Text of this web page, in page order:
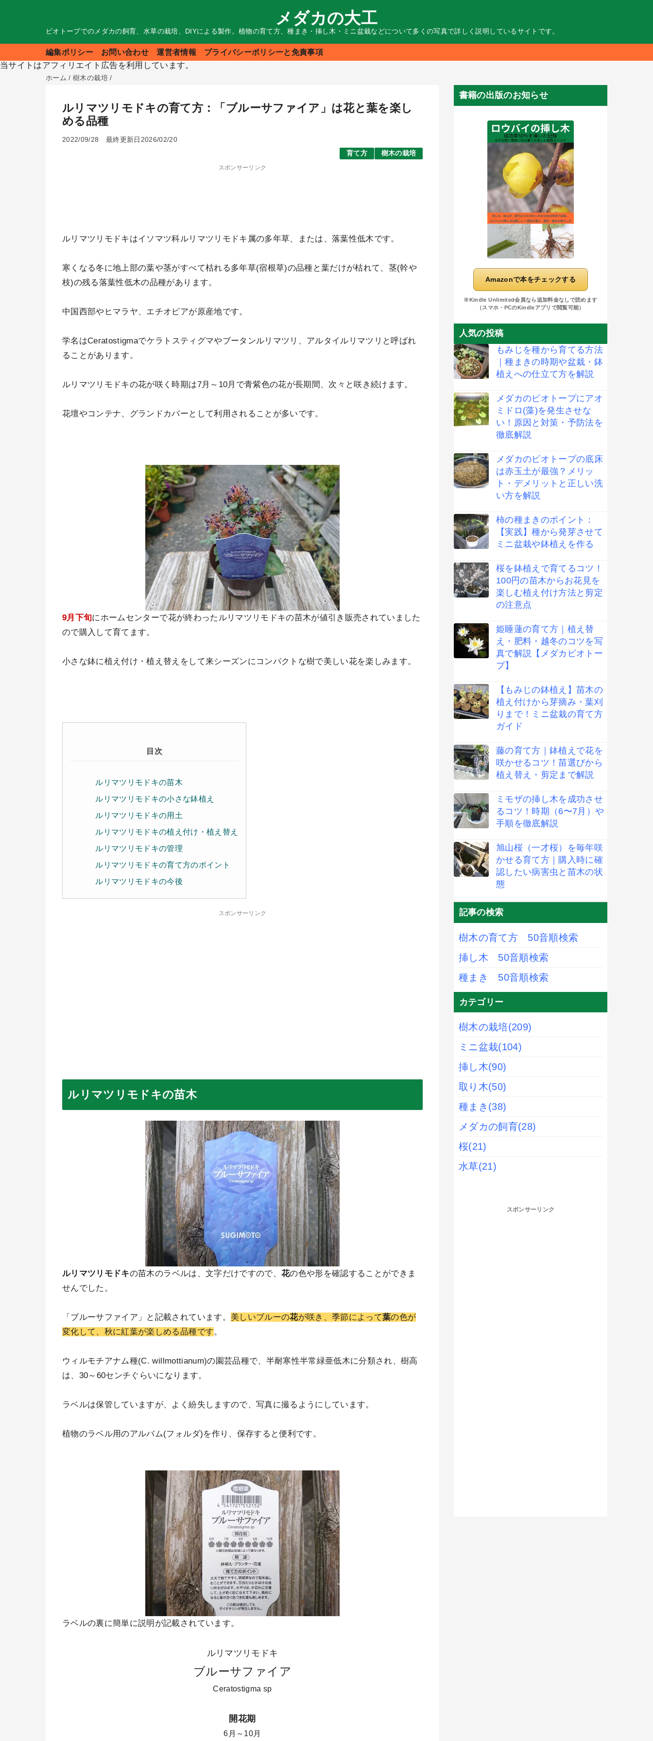
メダカの大工
ビオトープでのメダカの飼育、水草の栽培、DIYによる製作。植物の育て方、種まき・挿し木・ミニ盆栽などについて多くの写真で詳しく説明しているサイトです。
編集ポリシー お問い合わせ 運営者情報 プライバシーポリシーと免責事項
当サイトはアフィリエイト広告を利用しています。
ホーム /樹木の栽培 /
ルリマツリモドキの育て方：「ブルーサファイア」は花と葉を楽し
める品種
2022/09/28
最終更新日2026/02/20
育て方
樹木の栽培
スポンサーリンク
ルリマツリモドキはイソマツ科ルリマツリモドキ属の多年草、または、落葉性低木です。
寒くなる冬に地上部の葉や茎がすべて枯れる多年草(宿根草)の品種と葉だけが枯れて、茎(幹や
枝)の残る落葉性低木の品種があります。
中国西部やヒマラヤ、エチオピアが原産地です。
学名はCeratostigmaでケラトスティグマやブータンルリマツリ、アルタイルリマツリと呼ばれ
ることがあります。
ルリマツリモドキの花が咲く時期は7月～10月で青紫色の花が長期間、次々と咲き続けます。
花壇やコンテナ、グランドカバーとして利用されることが多いです。
9月下旬にホームセンターで花が終わったルリマツリモドキの苗木が値引き販売されていました
ので購入して育てます。
小さな鉢に植え付け・植え替えをして来シーズンにコンパクトな樹で美しい花を楽しみます。
目次
ルリマツリモドキの苗木
ルリマツリモドキの小さな鉢植え
ルリマツリモドキの用土
ルリマツリモドキの植え付け・植え替え
ルリマツリモドキの管理
ルリマツリモドキの育て方のポイント
ルリマツリモドキの今後
スポンサーリンク
ルリマツリモドキの苗木
ルリマツリモドキの苗木のラベルは、文字だけですので、 花の色や形を確認することができま
せんでした。
「ブルーサファイア」と記載されています。 美しいブルーの花が咲き、季節によって葉の色が
変化して、秋に紅葉が楽しめる品種です。
ウィルモチアナム種(C. willmottianum)の園芸品種で、半耐寒性半常緑亜低木に分類され、樹高
は、30～60センチぐらいになります。
ラベルは保管していますが、よく紛失しますので、写真に撮るようにしています。
植物のラベル用のアルバム(フォルダ)を作り、保存すると便利です。
ラベルの裏に簡単に説明が記載されています。
ルリマツリモドキ
ブルーサファイア
Ceratostigma sp
開花期
6月～10月
書籍の出版のお知らせ
Amazonで本をチェックする
※Kindle Unlimited会員なら追加料金なしで読めます
（スマホ・PCのKindleアプリで閲覧可能）
人気の投稿
もみじを種から育てる方法
｜種まきの時期や盆栽・鉢
植えへの仕立て方を解説
メダカのビオトープにアオ
ミドロ(藻)を発生させな
い！原因と対策・予防法を
徹底解説
メダカのビオトープの底床
は赤玉土が最強？メリッ
ト・デメリットと正しい洗
い方を解説
柿の種まきのポイント：
【実践】種から発芽させて
ミニ盆栽や鉢植えを作る
桜を鉢植えで育てるコツ！
100円の苗木からお花見を
楽しむ植え付け方法と剪定
の注意点
姫睡蓮の育て方｜植え替
え・肥料・越冬のコツを写
真で解説【メダカビオトー
プ】
【もみじの鉢植え】苗木の
植え付けから芽摘み・葉刈
りまで！ミニ盆栽の育て方
ガイド
藤の育て方｜鉢植えで花を
咲かせるコツ！苗選びから
植え替え・剪定まで解説
ミモザの挿し木を成功させ
るコツ！時期（6〜7月）や
手順を徹底解説
旭山桜（一才桜）を毎年咲
かせる育て方｜購入時に確
認したい病害虫と苗木の状
態
記事の検索
樹木の育て方 50音順検索
挿し木 50音順検索
種まき 50音順検索
カテゴリー
樹木の栽培(209)
ミニ盆栽(104)
挿し木(90)
取り木(50)
種まき (38)
メダカの飼育(28)
桜(21)
水草(21)
スポンサーリンク